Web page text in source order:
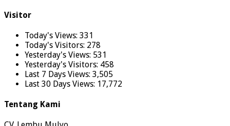
Visitor
Today's Views: 331
Today's Visitors: 278
Yesterday's Views: 531
Yesterday's Visitors: 458
Last 7 Days Views: 3,505
Last 30 Days Views: 17,772
Tentang Kami